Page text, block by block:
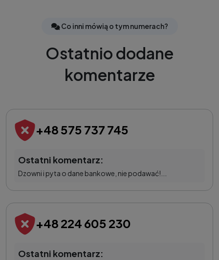
Co inni mówią o tym numerach?
Ostatnio dodane
komentarze
+48 575 737 745
Ostatni komentarz:
Dzowni i pyta o dane bankowe, nie podawać!...
+48 224 605 230
Ostatni komentarz: